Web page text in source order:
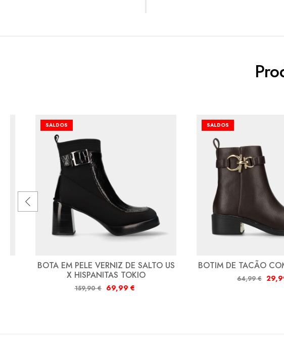
SALDOS
BOTA EM PELE VERNIZ DE SALTO US
X HISPANITAS TOKIO
159,90€ 69,99 €
SALDOS
BOTIM DE TACÃO
64,99€